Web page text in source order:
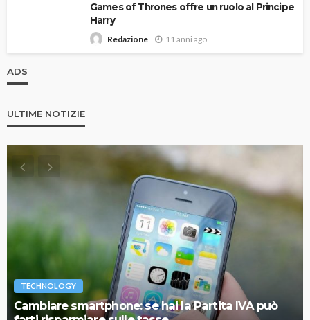
Games of Thrones offre un ruolo al Principe
Harry
Redazione 11 anni ago
ADS
ULTIME NOTIZIE
TECHNOLOGY
Cambiare smartphone: se hai la Partita IVA può